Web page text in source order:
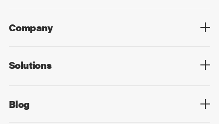
Company
Solutions
Blog